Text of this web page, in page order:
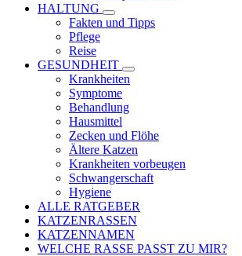
HALTUNG
Fakten und Tipps
Pflege
Reise
GESUNDHEIT
Krankheiten
Symptome
Behandlung
Hausmittel
Zecken und Flöhe
Ältere Katzen
Krankheiten vorbeugen
Schwangerschaft
Hygiene
ALLE RATGEBER
KATZENRASSEN
KATZENNAMEN
WELCHE RASSE PASST ZU MIR?